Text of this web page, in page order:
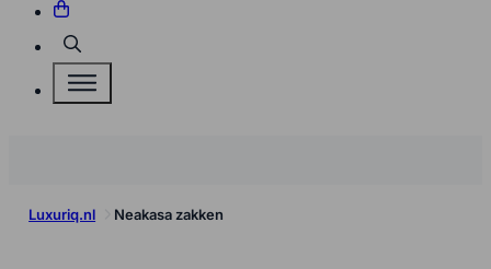
Luxuriq.nl Neakasa zakken